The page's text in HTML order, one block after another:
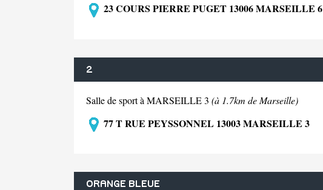
23 COURS PIERRE PUGET 13006 MARSEILLE 6
2
Salle de sport à MARSEILLE 3 (à 1.7km de Marseille)
77 T RUE PEYSSONNEL 13003 MARSEILLE 3
ORANGE BLEUE